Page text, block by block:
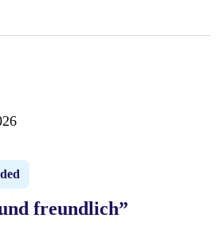
freundlich”